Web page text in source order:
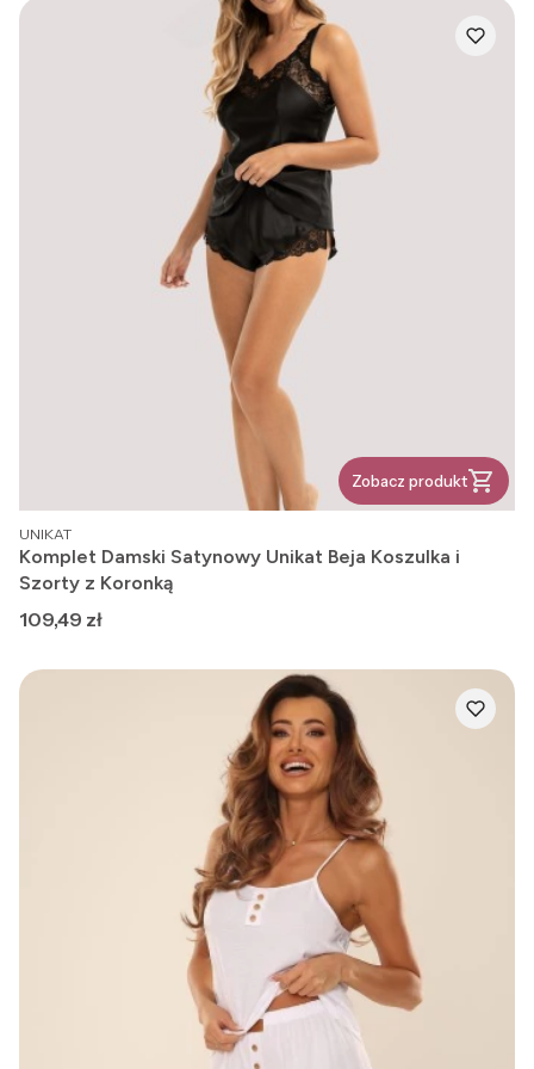
Zobacz produkt
PRODUCENT
UNIKAT
Komplet Damski Satynowy Unikat Beja Koszulka i
Szorty z Koronką
Cena
109,49 zł